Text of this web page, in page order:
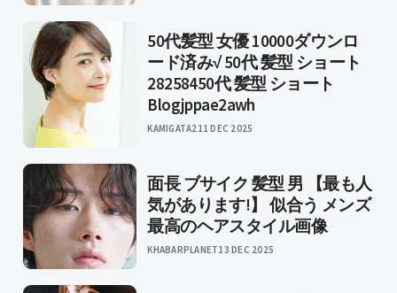
50代髪型 女優 10000ダウンロ
ード済み√ 50代 髪型 ショート
28258450代 髪型 ショート
Blogjppae2awh
KAMIGATA211 DEC 2025
面長 ブサイク 髪型 男 【最も人
気があります!】 似合う メンズ
最高のヘアスタイル画像
KHABARPLANET13 DEC 2025